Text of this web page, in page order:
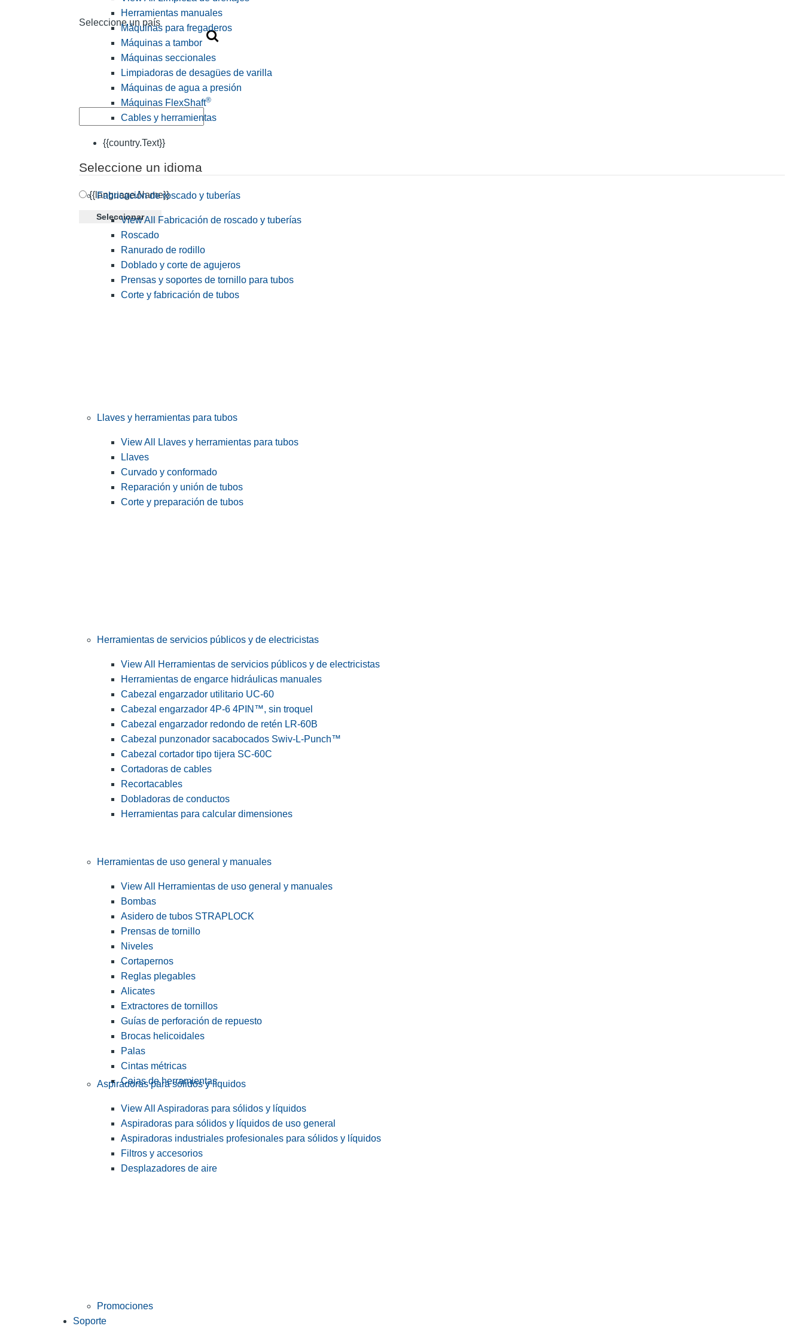
Seleccione un país
{{country.Text}}
Seleccione un idioma
{{language.Name}}
Seleccionar
Herramientas manuales
Máquinas para fregaderos
Máquinas a tambor
Máquinas seccionales
Limpiadoras de desagües de varilla
Máquinas de agua a presión
Máquinas FlexShaft®
Cables y herramientas
Fabricación de roscado y tuberías
View All Fabricación de roscado y tuberías
Roscado
Ranurado de rodillo
Doblado y corte de agujeros
Prensas y soportes de tornillo para tubos
Corte y fabricación de tubos
Llaves y herramientas para tubos
View All Llaves y herramientas para tubos
Llaves
Curvado y conformado
Reparación y unión de tubos
Corte y preparación de tubos
Herramientas de servicios públicos y de electricistas
View All Herramientas de servicios públicos y de electricistas
Herramientas de engarce hidráulicas manuales
Cabezal engarzador utilitario UC-60
Cabezal engarzador 4P-6 4PIN™, sin troquel
Cabezal engarzador redondo de retén LR-60B
Cabezal punzonador sacabocados Swiv-L-Punch™
Cabezal cortador tipo tijera SC-60C
Cortadoras de cables
Recortacables
Dobladoras de conductos
Herramientas para calcular dimensiones
Herramientas de uso general y manuales
View All Herramientas de uso general y manuales
Bombas
Asidero de tubos STRAPLOCK
Prensas de tornillo
Niveles
Cortapernos
Reglas plegables
Alicates
Extractores de tornillos
Guías de perforación de repuesto
Brocas helicoidales
Palas
Cintas métricas
Cajas de herramientas
Aspiradoras para sólidos y líquidos
View All Aspiradoras para sólidos y líquidos
Aspiradoras para sólidos y líquidos de uso general
Aspiradoras industriales profesionales para sólidos y líquidos
Filtros y accesorios
Desplazadores de aire
Promociones
Soporte